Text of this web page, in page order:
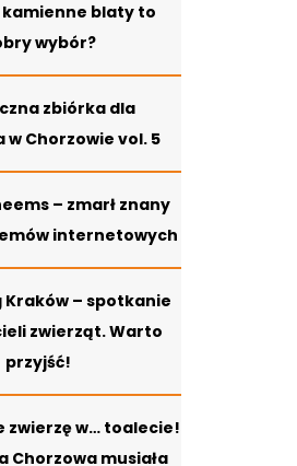
blaty to
wybór?
zbiórka dla
w Chorzowie vol. 5
– zmarł znany
internetowych
– spotkanie
zwierząt. Warto
przyjść!
zwierzę w… toalecie!
Chorzowa musiała